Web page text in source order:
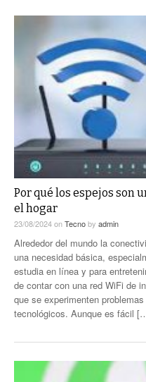
Por qué los espejos son
el hogar
23/08/2024onTecnoby admin
Alrededor del mundo la
una necesidad básica,
estudia en línea y para
de contar con una red WiFi de
que se experimenten
tecnológicos. Aunque es fácil